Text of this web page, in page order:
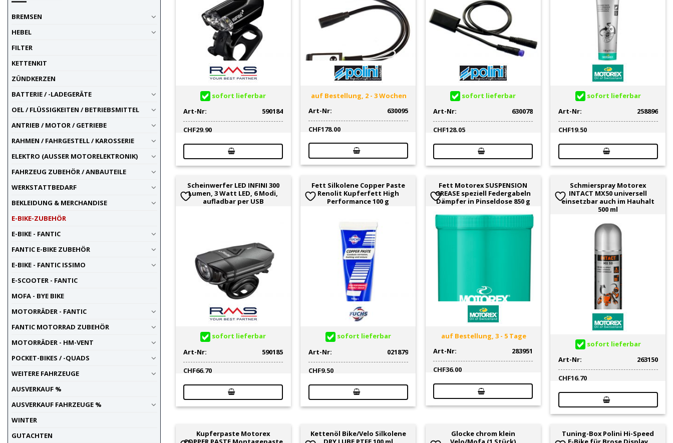
Kennzeichenrahmen
Kettenreiniger
Kettenspray / -Oel / -Fett
lackierte Materialien
Leuchtbekleidung
Luftpumpe /- Manometer
Motorreiniger
2
nach Einsatzzweck
3
Pneu-/Schlauch-Reparatur 2
Reinigung-Pflege-Konservierung
Sattelstütze / -Zubehör
1
Sattelüberzug / -Polster
transparente Materialien
universell
universell
8
Insektenentferner
Werbemittel
1
Werkzeuge für Unterwegs
BREMSEN
HEBEL
FILTER
KETTENKIT
ZÜNDKERZEN
BATTERIE / -LADEGERÄTE
OEL / FLÜSSIGKEITEN / BETRIEBSMITTEL
ANTRIEB / MOTOR / GETRIEBE
RAHMEN / FAHRGESTELL / KAROSSERIE
ELEKTRO (AUSSER MOTORELEKTRONIK)
FAHRZEUG ZUBEHÖR / ANBAUTEILE
WERKSTATTBEDARF
BEKLEIDUNG & MERCHANDISE
E-BIKE-ZUBEHÖR
E-BIKE - FANTIC
FANTIC E-BIKE ZUBEHÖR
E-BIKE - FANTIC ISSIMO
E-SCOOTER - FANTIC
MOFA - BYE BIKE
MOTORRÄDER - FANTIC
FANTIC MOTORRAD ZUBEHÖR
MOTORRÄDER - HM-VENT
POCKET-BIKES / -QUADS
WEITERE FAHRZEUGE
AUSVERKAUF %
AUSVERKAUF FAHRZEUGE %
WINTER
GUTACHTEN
sofort lieferbar
Art-Nr:
590184
CHF29.90
auf Bestellung, 2 - 3 Wochen
Art-Nr:
630095
CHF178.00
sofort lieferbar
Art-Nr:
630078
CHF128.05
sofort lieferbar
Art-Nr:
258896
CHF19.50
Scheinwerfer LED INFINI 300
Lumen, 3 Watt LED, 6 Modi,
aufladbar per USB
sofort lieferbar
Art-Nr:
590185
CHF66.70
Fett Silkolene Copper Paste
Renolit Kupferfett High
Performance 100 g
sofort lieferbar
Art-Nr:
021879
CHF9.50
Fett Motorex SUSPENSION
GREASE speziell Federgabeln
Dämpfer in Pinseldose 850 g
auf Bestellung, 3 - 5 Tage
Art-Nr:
283951
CHF36.00
Schmierspray Motorex
INTACT MX50 universell
einsetzbar auch im Hauhalt
500 ml
sofort lieferbar
Art-Nr:
263150
CHF16.70
Kupferpaste Motorex
Kettenöl Bike/Velo Silkolene
Glocke chrom klein
Tuning-Box Polini Hi-Speed